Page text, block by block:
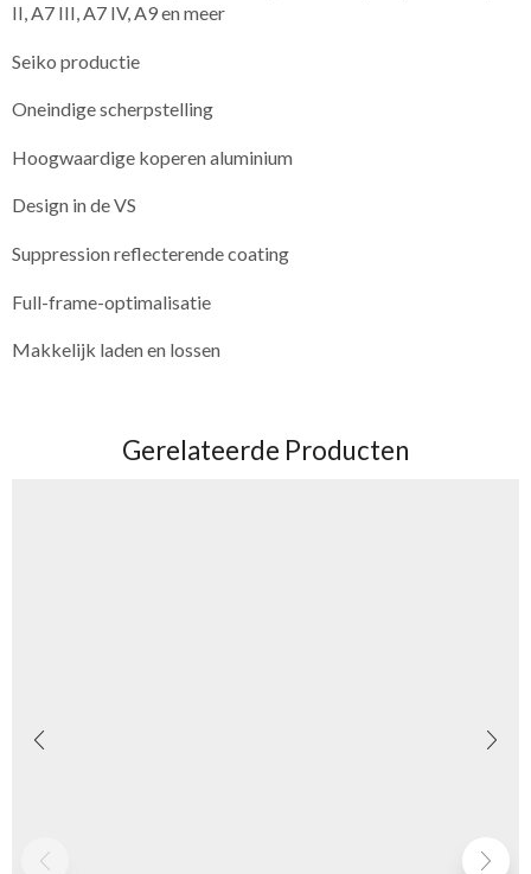
II, A7 III, A7 IV, A9 en meer
Seiko productie
Oneindige scherpstelling
Hoogwaardige koperen aluminium
Design in de VS
Suppression reflecterende coating
Full-frame-optimalisatie
Makkelijk laden en lossen
Gerelateerde Producten